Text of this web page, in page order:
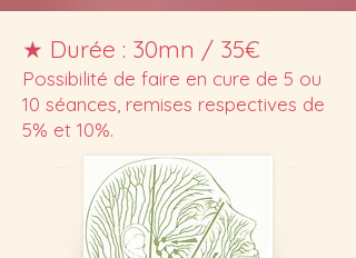
★ Durée : 30mn / 35€
Possibilité de faire en cure de 5 ou
10 séances, remises respectives de
5% et 10%.